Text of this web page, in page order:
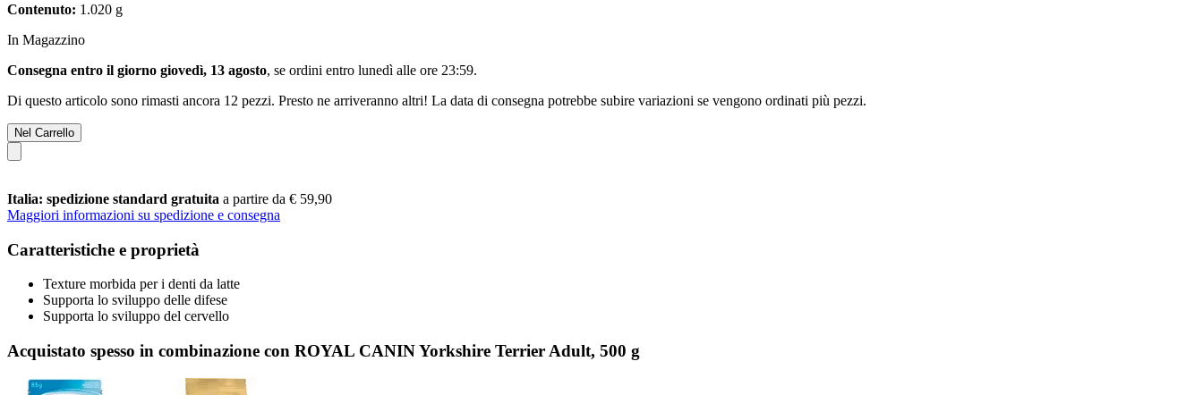
Contenuto: 1.020 g
In Magazzino
Consegna entro il giorno giovedì, 13 agosto, se ordini entro lunedì alle ore 23:59.
Di questo articolo sono rimasti ancora 12 pezzi. Presto ne arriveranno altri! La data di consegna potrebbe subire variazioni se vengono ordinati più pezzi.
Nel Carrello
Italia: spedizione standard gratuita a partire da € 59,90
Maggiori informazioni su spedizione e consegna
Caratteristiche e proprietà
Texture morbida per i denti da latte
Supporta lo sviluppo delle difese
Supporta lo sviluppo del cervello
Acquistato spesso in combinazione con ROYAL CANIN Yorkshire Terrier Adult, 500 g